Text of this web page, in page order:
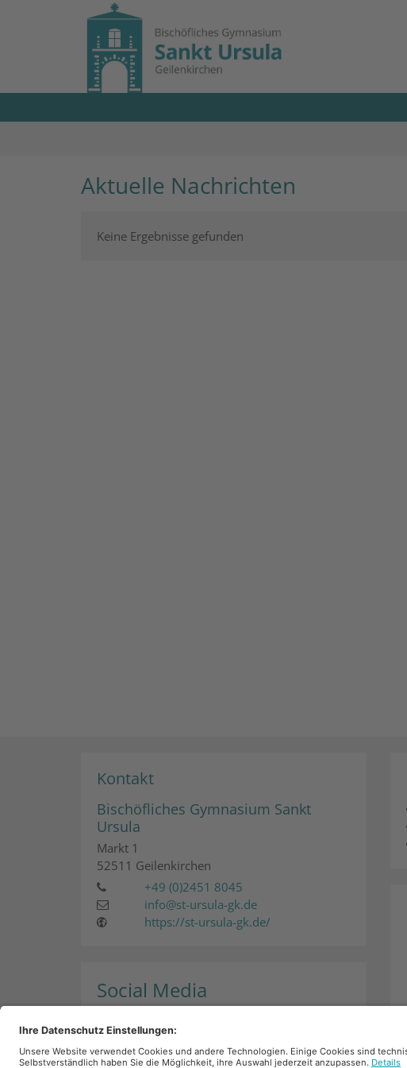
Aktuelle Nachrichten
Keine Ergebnisse gefunden
Kontakt
Bischöfliches Gymnasium Sankt
Ursula
Markt 1
52511 Geilenkirchen
+49 (0)2451 8045
info@st-ursula-gk.de
https://st-ursula-gk.de/
Social Media